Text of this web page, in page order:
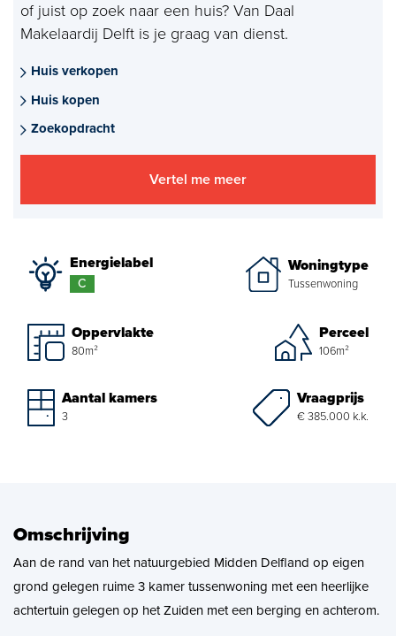
Verhuren
Aankoopmakelaar nieuwbouw
Hypotheekadvies
Projectadvies
Ons Team
Over Van Daal
Klantbeoordelingen
Vacatures
Nieuws
Contact
of juist op zoek naar een huis? Van Daal
Makelaardij Delft is je graag van dienst.
Huis verkopen
Huis kopen
Zoekopdracht
Vertel me meer
Energielabel
C
Woningtype
Tussenwoning
Oppervlakte
80m²
Perceel
106m²
Aantal kamers
3
Vraagprijs
€ 385.000 k.k.
Omschrijving
Aan de rand van het natuurgebied Midden Delfland op eigen
grond gelegen ruime 3 kamer tussenwoning met een heerlijke
achtertuin gelegen op het Zuiden met een berging en achterom.